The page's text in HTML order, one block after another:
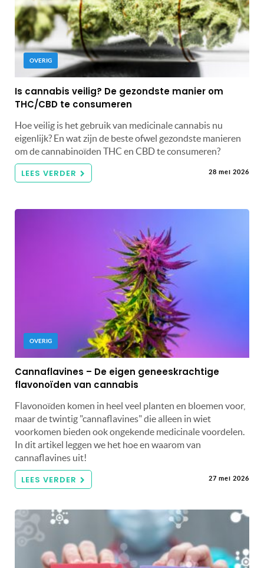
OVERIG
Is cannabis veilig? De gezondste manier om
THC/CBD te consumeren
Hoe veilig is het gebruik van medicinale cannabis nu
eigenlijk? En wat zijn de beste ofwel gezondste manieren
om de cannabinoïden THC en CBD te consumeren?
LEES VERDER 28 mei 2026
OVERIG
Cannaflavines – De eigen geneeskrachtige
flavonoïden van cannabis
Flavonoïden komen in heel veel planten en bloemen voor,
maar de twintig "cannaflavines" die alleen in wiet
voorkomen bieden ook ongekende medicinale voordelen.
In dit artikel leggen we het hoe en waarom van
cannaflavines uit!
LEES VERDER 27 mei 2026